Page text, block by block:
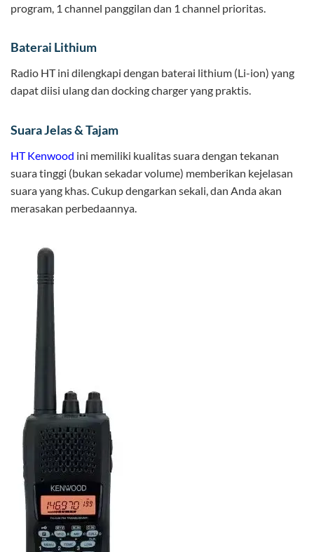
program, 1 channel panggilan dan 1 channel prioritas.
Baterai Lithium
Radio HT ini dilengkapi dengan baterai lithium (Li-ion) yang
dapat diisi ulang dan docking charger yang praktis.
Suara Jelas & Tajam
HT Kenwood ini memiliki kualitas suara dengan tekanan
suara tinggi (bukan sekadar volume) memberikan kejelasan
suara yang khas. Cukup dengarkan sekali, dan Anda akan
merasakan perbedaannya.